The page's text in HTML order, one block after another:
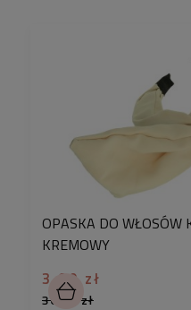
OPASKA DO WŁOSÓW
KREMOWY
3,90 zł
30,90 zł